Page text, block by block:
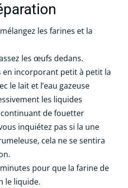
les farines et la
les œufs dedans.
en incorporant petit à petit la
le lait et l’eau gazeuse
les liquides
de fouetter
inquiétez pas si la une
cela ne se sentira
pour que la farine de
le liquide.